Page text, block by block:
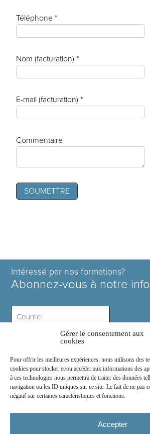
Gérer le consentement aux
cookies
Pour offrir les meilleures expériences, nous utilisons des
cookies pour stocker et/ou accéder aux informations des
à ces technologies nous permettra de traiter des données
navigation ou les ID uniques sur ce site. Le fait de ne pas
négatif sur certaines caractéristiques et fonctions.
Accepter
Téléphone *
Nom (facturation) *
E-mail (facturation) *
Commentaire
Intéressé par nos formations?
Abonnez-vous à notre